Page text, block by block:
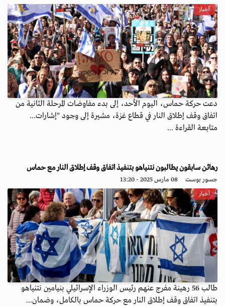
أخبار
دعت حركة حماس، اليوم الأحد، إلى بدء مفاوضات المرحلة الثانية من
اتفاق وقف إطلاق النار في قطاع غزة، مشيرة إلى وجود "إشارات...
متابعة القراءة ...
رهائن سابقون يطالبون نتنياهو بتنفيذ اتفاق وقف إطلاق النار مع حماس
جسور بوست 08 مارس 2025 - 13:20
أخبار
طالب 56 رهينة مفرج عنهم رئيس الوزراء الإسرائيلي بنيامين نتنياهو
بتنفيذ اتفاق وقف إطلاق النار مع حركة حماس بالكامل، وضمان...